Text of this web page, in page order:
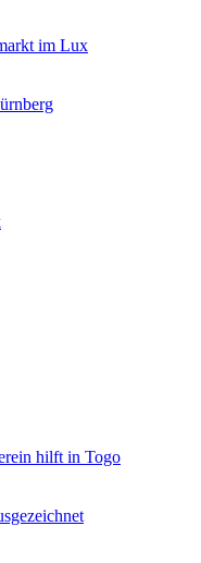
im Lux
hilft in Togo